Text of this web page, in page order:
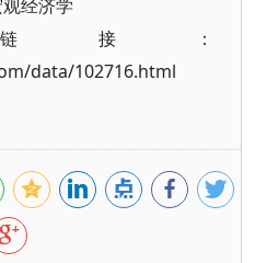
经济学
接：
data/102716.html